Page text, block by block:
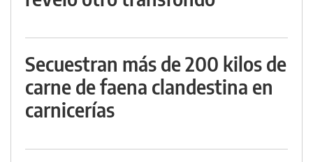
Secuestran más de 200 kilos de
carne de faena clandestina en
carnicerías